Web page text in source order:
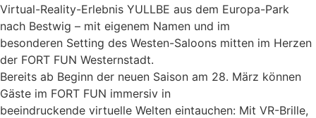
Virtual-Reality-Erlebnis YULLBE aus dem Europa-Park
nach Bestwig – mit eigenem Namen und im
besonderen Setting des Westen-Saloons mitten im Herzen
der FORT FUN Westernstadt.
Bereits ab Beginn der neuen Saison am 28. März können
Gäste im FORT FUN immersiv in
beeindruckende virtuelle Welten eintauchen: Mit VR-Brille,